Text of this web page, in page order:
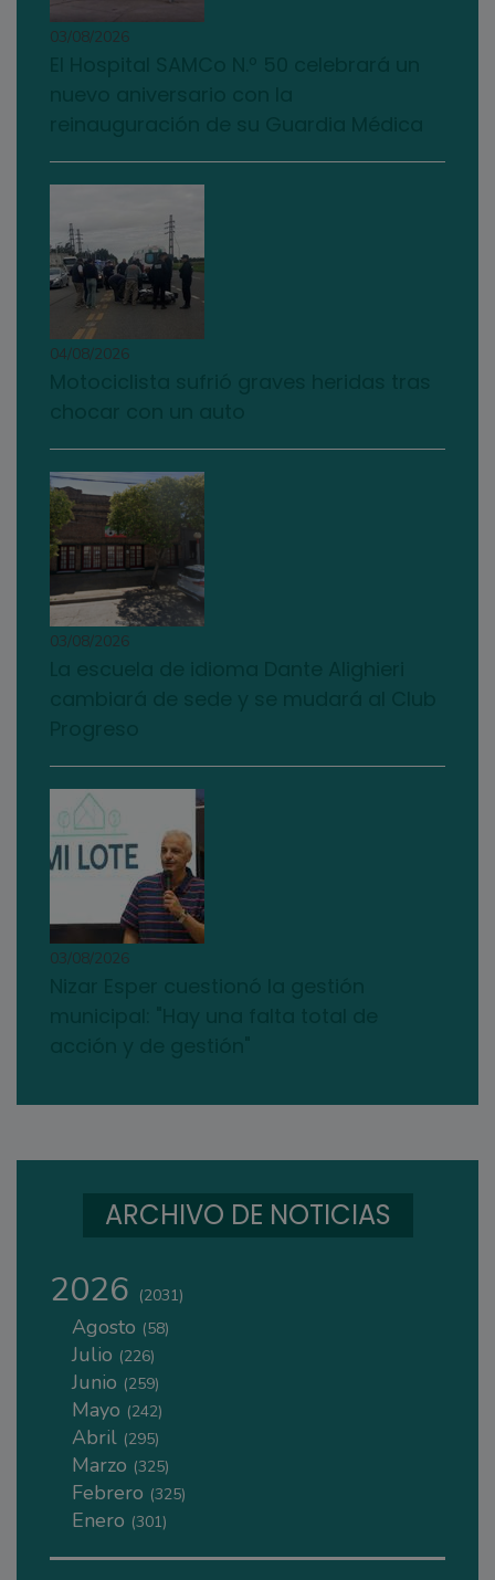
03/08/2026
04/08/2026
03/08/2026
03/08/2026
ARCHIVO DE NOTICIAS
2026 (2031)
Agosto (58)
Julio (226)
Junio (259)
Mayo (242)
Abril (295)
Marzo (325)
Febrero (325)
Enero (301)